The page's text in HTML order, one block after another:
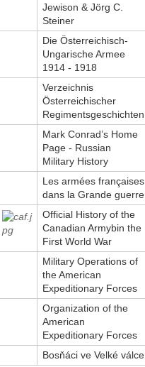
Jewison & Jörg C.
Steiner
Die Österreichisch-
Ungarische Armee
1914 - 1918
Verzeichnis
Österreichischer
Regimentsgeschichten
Mark Conrad’s Home
Page - Russian
Military History
Les armées françaises
dans la Grande guerre
Official History of the
Canadian Armybin the
First World War
Military Operations of
the American
Expeditionary Forces
Organization of the
American
Expeditionary Forces
Bosňáci ve Velké válce